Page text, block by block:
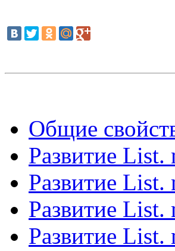
Общие
Развитие List.
Развитие List.
Развитие List.
Развитие List.